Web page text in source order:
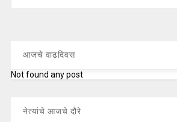
आजचे वाढदिवस
Not found any post
नेत्यांचे आजचे दौरे